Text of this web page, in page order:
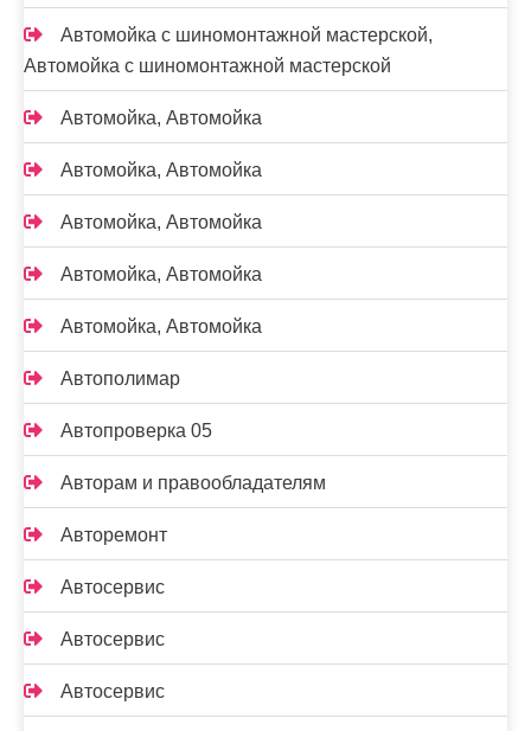
Автомойка с шиномонтажной мастерской,
Автомойка с шиномонтажной мастерской
Автомойка, Автомойка
Автомойка, Автомойка
Автомойка, Автомойка
Автомойка, Автомойка
Автомойка, Автомойка
Автополимар
Автопроверка 05
Авторам и правообладателям
Авторемонт
Автосервис
Автосервис
Автосервис